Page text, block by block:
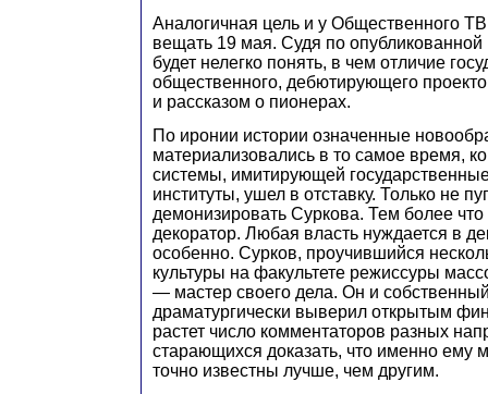
Аналогичная цель и у Общественного
вещать 19 мая. Судя по
будет нелегко понять, в чем отличие
общественного, дебютирующего
и рассказом о пионерах.
По иронии истории означенные
материализовались в то самое время,
системы, имитирующей
институты, ушел в отставку. Только не
демонизировать Суркова. Тем более
декоратор. Любая власть нуждается в
особенно. Сурков, проучившийся
культуры на факультете режиссуры
— мастер своего дела. Он и
драматургически выверил открытым
растет число комментаторов разных
старающихся доказать, что именно ему
точно известны лучше, чем другим.